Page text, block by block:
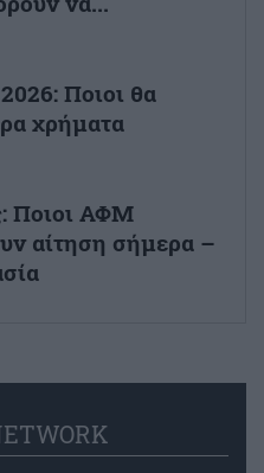
Ποιοι θα
χρήματα
Ποιοι ΑΦΜ
αίτηση σήμερα –